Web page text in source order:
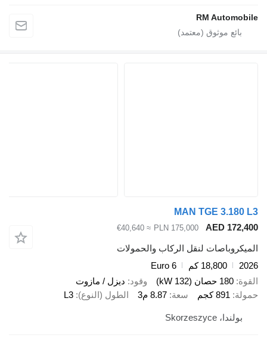
RM
MAN TGE
AED
PLN 175,000
≈ €40,640
لنقل الركاب والحمولات
18,800 كم
Euro 6
180 حصان (132 kW)
وقود
ديزل / مازوت
891 كجم سعة 8.87 م3 الطول (النوع) L3